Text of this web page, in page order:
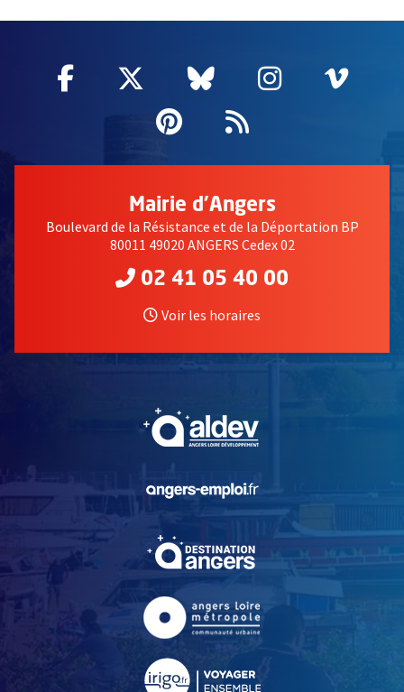
Facebook
, Ouvre une nouvelle fenêtre
Twitter
, Ouvre une nouvelle
Bluesky
, Ouvre une
Instagram
, Ouvre
,
Pinterest
, Ouvre une
Flux RSS
Mairie d'Angers
Boulevard de la Résistance et de la Déportation BP
80011 49020 ANGERS Cedex 02
02 41 05 40 00
Voir les horaires
, Ouvre une nouvelle
, Ouvre une nouvelle